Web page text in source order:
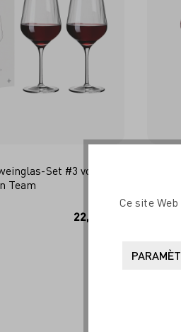
Set #3 von
Team
22,95 €*
Ce site